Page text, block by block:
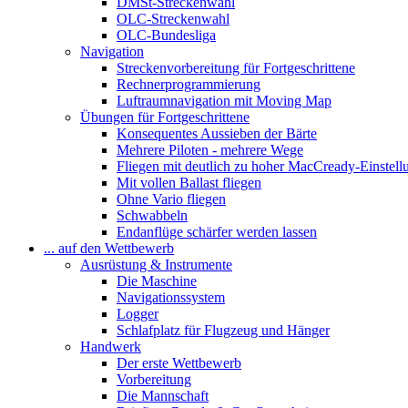
OLC-Streckenwahl
OLC-Bundesliga
Navigation
Streckenvorbereitung für Fortgeschrittene
Rechnerprogrammierung
Luftraumnavigation mit Moving Map
Übungen für Fortgeschrittene
Konsequentes Aussieben der Bärte
Mehrere Piloten - mehrere Wege
Fliegen mit deutlich zu hoher MacCready-
Mit vollen Ballast fliegen
Ohne Vario fliegen
Schwabbeln
Endanflüge schärfer werden lassen
... auf den Wettbewerb
Ausrüstung & Instrumente
Die Maschine
Navigationssystem
Logger
Schlafplatz für Flugzeug und Hänger
Handwerk
Der erste Wettbewerb
Vorbereitung
Die Mannschaft